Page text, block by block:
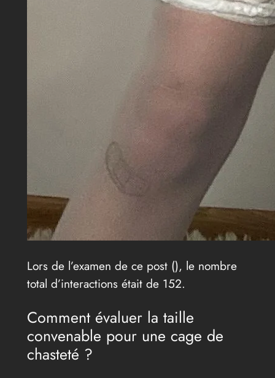
Lors de l’examen de ce post (), le nombre
total d’interactions était de 152.
Comment évaluer la taille
convenable pour une cage de
chasteté ?